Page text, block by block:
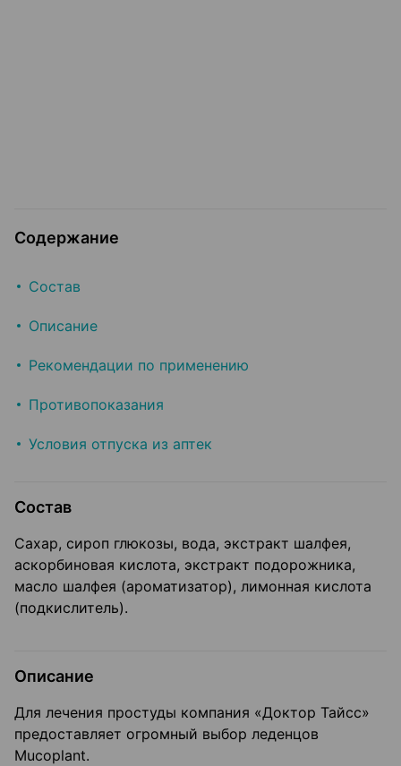
Содержание
Состав
Описание
Рекомендации по применению
Противопоказания
Условия отпуска из аптек
Состав
Сахар, сироп глюкозы, вода, экстракт шалфея,
аскорбиновая кислота, экстракт подорожника,
масло шалфея (ароматизатор), лимонная кислота
(подкислитель).
Описание
Для лечения простуды компания «Доктор Тайсс»
предоставляет огромный выбор леденцов
Mucoplant.